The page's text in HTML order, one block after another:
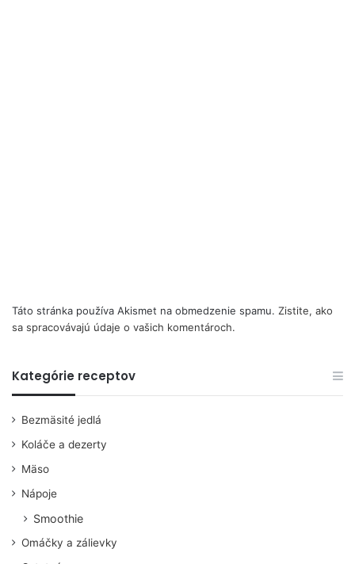
Táto stránka používa Akismet na obmedzenie spamu. Zistite, ako
sa spracovávajú údaje o vašich komentároch.
Kategórie receptov
Bezmäsité jedlá
Koláče a dezerty
Mäso
Nápoje
Smoothie
Omáčky a zálievky